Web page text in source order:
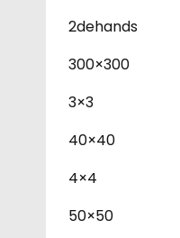
2dehands
300×300
3×3
40×40
4×4
50×50